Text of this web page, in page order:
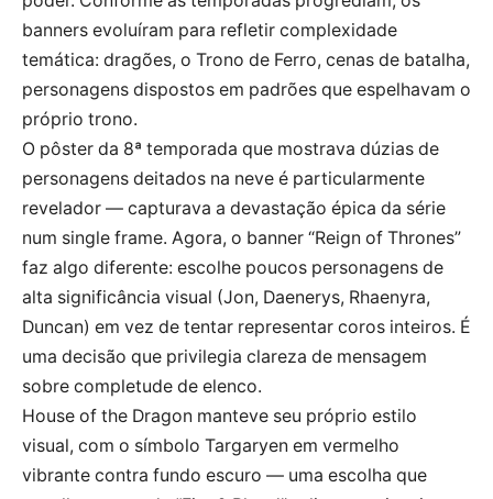
banners evoluíram para refletir complexidade
temática: dragões, o Trono de Ferro, cenas de batalha,
personagens dispostos em padrões que espelhavam o
próprio trono.
O pôster da 8ª temporada que mostrava dúzias de
personagens deitados na neve é particularmente
revelador — capturava a devastação épica da série
num single frame. Agora, o banner “Reign of Thrones”
faz algo diferente: escolhe poucos personagens de
alta significância visual (Jon, Daenerys, Rhaenyra,
Duncan) em vez de tentar representar coros inteiros. É
uma decisão que privilegia clareza de mensagem
sobre completude de elenco.
House of the Dragon manteve seu próprio estilo
visual, com o símbolo Targaryen em vermelho
vibrante contra fundo escuro — uma escolha que